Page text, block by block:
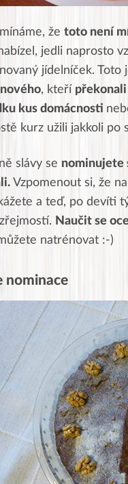
že toto není
jedli naprosto
jídelníček. Toto
, kteří
kus domácnosti
kurz užili jakkoli po
slávy se nominujete
Vzpomenout si, že
a teď, po devíti
Naučit se
natrénovat :-)
nominace